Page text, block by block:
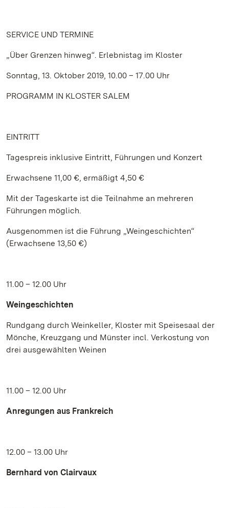
SERVICE UND TERMINE
„Über Grenzen hinweg“. Erlebnistag im Kloster
Sonntag, 13. Oktober 2019, 10.00 – 17.00 Uhr
PROGRAMM IN KLOSTER SALEM
EINTRITT
Tagespreis inklusive Eintritt, Führungen und Konzert
Erwachsene 11,00 €, ermäßigt 4,50 €
Mit der Tageskarte ist die Teilnahme an mehreren
Führungen möglich.
Ausgenommen ist die Führung „Weingeschichten“
(Erwachsene 13,50 €)
11.00 – 12.00 Uhr
Weingeschichten
Rundgang durch Weinkeller, Kloster mit Speisesaal der
Mönche, Kreuzgang und Münster incl. Verkostung von
drei ausgewählten Weinen
11.00 – 12.00 Uhr
Anregungen aus Frankreich
12.00 – 13.00 Uhr
Bernhard von Clairvaux